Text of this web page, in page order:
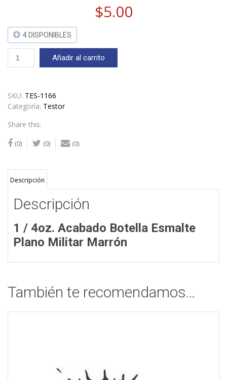
$5.00
4 DISPONIBLES
1/4oz.
Bottle
Flat
Military
cantidad
Añadir al carrito
SKU: TES-1166
Categoría: Testor
Share this:
(0) (0) (0)
Descripción
Descripción
1 / 4oz. Acabado Botella Esmalte
Plano Militar Marrón
También te recomendamos…